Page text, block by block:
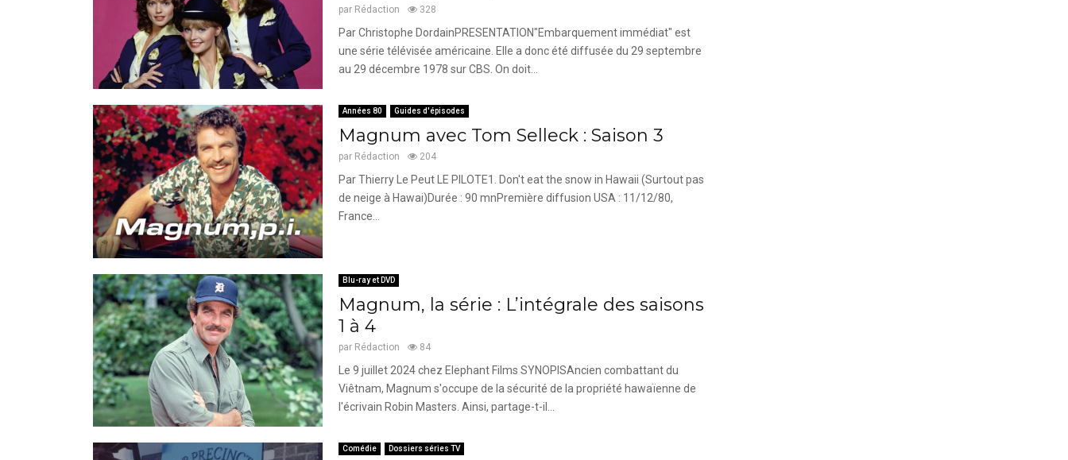
par Rédaction 328
Par Christophe DordainPRESENTATION"Embarquement immédiat" est
une série télévisée américaine. Elle a donc été diffusée du 29 septembre
au 29 décembre 1978 sur CBS. On doit...
Années 80 Guides d'épisodes
Magnum avec Tom Selleck : Saison 3
par Rédaction 204
Par Thierry Le Peut LE PILOTE1. Don't eat the snow in Hawaii (Surtout pas
de neige à Hawai)Durée : 90 mnPremière diffusion USA : 11/12/80,
France...
Blu-ray et DVD
Magnum, la série : L’intégrale des saisons
1 à 4
par Rédaction 84
Le 9 juillet 2024 chez Elephant Films SYNOPISAncien combattant du
Viêtnam, Magnum s'occupe de la sécurité de la propriété hawaïenne de
l'écrivain Robin Masters. Ainsi, partage-t-il...
Comédie Dossiers séries TV